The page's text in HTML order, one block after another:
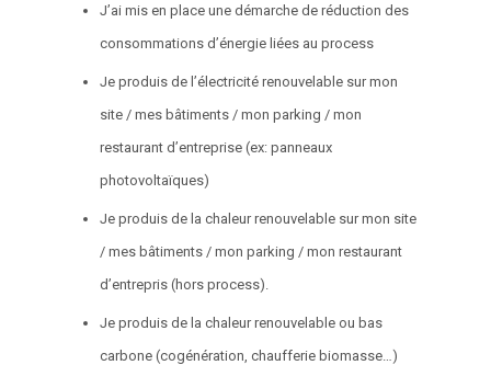
J’ai mis en place une démarche de réduction des
consommations d’énergie liées au process
Je produis de l’électricité renouvelable sur mon
site / mes bâtiments / mon parking / mon
restaurant d’entreprise (ex: panneaux
photovoltaïques)
Je produis de la chaleur renouvelable sur mon site
/ mes bâtiments / mon parking / mon restaurant
d’entrepris (hors process).
Je produis de la chaleur renouvelable ou bas
carbone (cogénération, chaufferie biomasse…)